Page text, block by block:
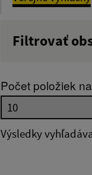
Filtrovať
Dátum
Počet položiek
Výsledky